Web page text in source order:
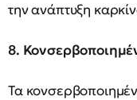
την ανάπτυξη
8.
Τα